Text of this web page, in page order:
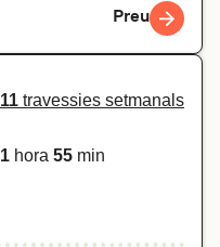
Preu
11 travessies setmanals
1 hora 55 min